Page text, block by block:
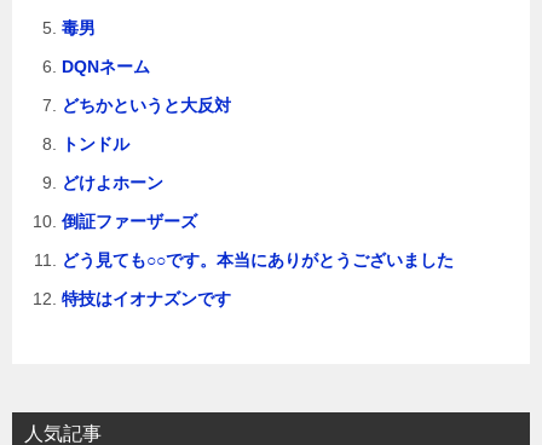
毒男
DQNネーム
どちかというと大反対
トンドル
どけよホーン
倒証ファーザーズ
どう見ても○○です。本当にありがとうございました
特技はイオナズンです
人気記事